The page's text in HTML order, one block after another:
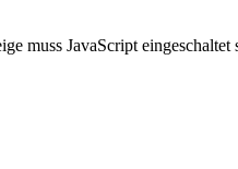
muss JavaScript eingeschaltet